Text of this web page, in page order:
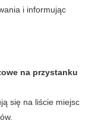
i informując
na przystanku
się na liście miejsc